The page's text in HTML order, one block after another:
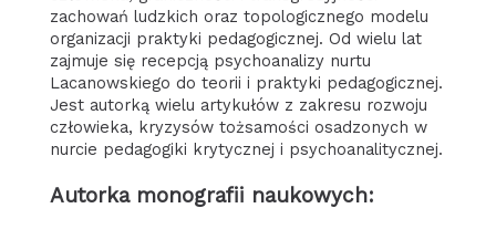
zachowań ludzkich oraz topologicznego modelu
organizacji praktyki pedagogicznej. Od wielu lat
zajmuje się recepcją psychoanalizy nurtu
Lacanowskiego do teorii i praktyki pedagogicznej.
Jest autorką wielu artykułów z zakresu rozwoju
człowieka, kryzysów tożsamości osadzonych w
nurcie pedagogiki krytycznej i psychoanalitycznej.
Autorka monografii naukowych: